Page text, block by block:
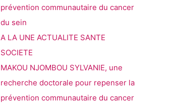
A LA UNE ACTUALITE SANTE
SOCIETE
MAKOU NJOMBOU SYLVANIE, une
recherche doctorale pour repenser la
prévention communautaire du cancer